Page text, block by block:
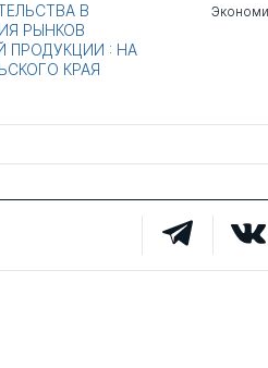
В
РЫНКОВ
ПРОДУКЦИИ : НА
КРАЯ